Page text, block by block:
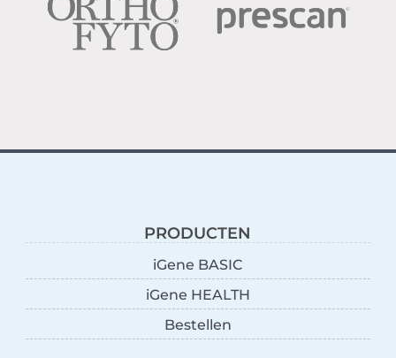
PRODUCTEN
iGene BASIC
iGene HEALTH
Bestellen